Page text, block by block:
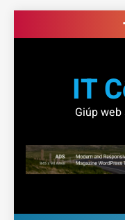
to
IT
Giúp